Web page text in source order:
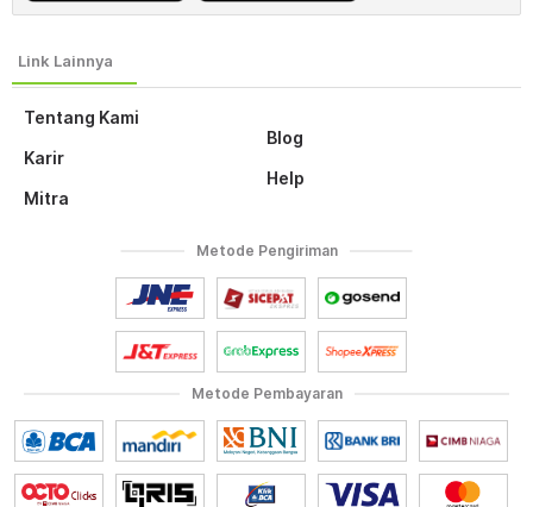
Tentang Kami
Karir
Mitra
Blog
Help
Metode Pembayaran
Metode Pengiriman